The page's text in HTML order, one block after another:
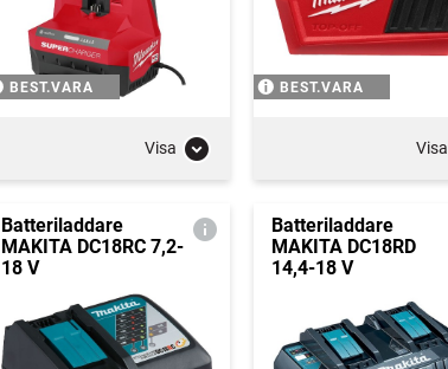
BEST.VARA
Visa
BEST.VARA
Visa
Batteriladdare
MAKITA DC18RC 7,2-
18 V
Batteriladdare
MAKITA DC18RD
14,4-18 V